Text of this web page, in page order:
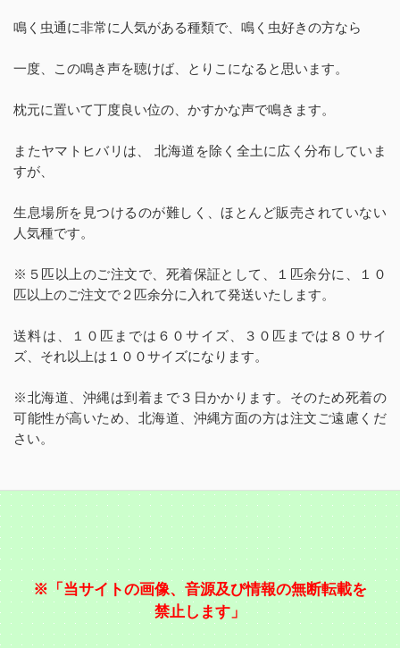
鳴く虫通に非常に人気がある種類で、鳴く虫好きの方なら
一度、この鳴き声を聴けば、とりこになると思います。
枕元に置いて丁度良い位の、かすかな声で鳴きます。
またヤマトヒバリは、 北海道を除く全土に広く分布していま
すが、
生息場所を見つけるのが難しく、ほとんど販売されていない
人気種です。
※５匹以上のご注文で、死着保証として、１匹余分に、１０
匹以上のご注文で２匹余分に入れて発送いたします。
送料は、１０匹までは６０サイズ、３０匹までは８０サイ
ズ、それ以上は１００サイズになります。
※北海道、沖縄は到着まで３日かかります。そのため死着の
可能性が高いため、北海道、沖縄方面の方は注文ご遠慮くだ
さい。
※「当サイトの画像、音源及び情報の無断転載を
禁止します」